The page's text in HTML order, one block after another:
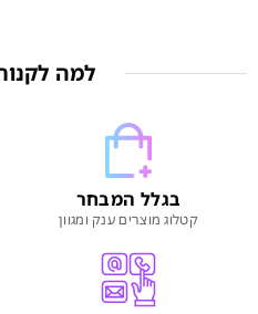
למה
בגלל המבחר
קטלוג מוצרים ענק ומגוון